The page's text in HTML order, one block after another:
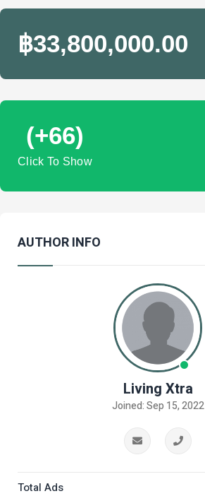
฿33,800,000.00
(+66)
Click To Show
AUTHOR INFO
Living Xtra
Joined: Sep 15, 2022
Total Ads